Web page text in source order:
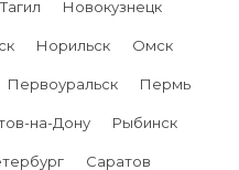
Новокузнецк
Норильск Омск
Первоуральск Пермь
на-Дону Рыбинск
Саратов